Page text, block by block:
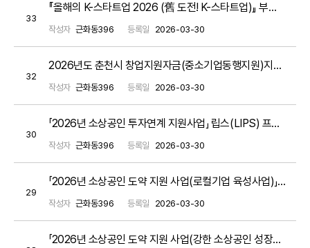
33
『올해의 K-스타트업 2026 (舊 도전! K-스타트업)』 부처 통합 창업경진대회 공고
작성자 근화동396 등록일 2026-03-30
32
2026년도 춘천시 창업지원자금(중소기업동행지원)지원계획 공고
작성자 근화동396 등록일 2026-03-30
30
「2026년 소상공인 투자연계 지원사업」 립스(LIPS) 프로그램 소상공인 모집 공고
작성자 근화동396 등록일 2026-03-30
29
「2026년 소상공인 도약 지원 사업(로컬기업 육성사업)」모집 공고
작성자 근화동396 등록일 2026-03-30
「2026년 소상공인 도약 지원 사업(강한 소상공인 성장지원)」 소상공인 모집 공고